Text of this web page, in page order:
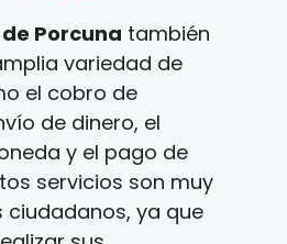
Porcuna también
variedad de
el cobro de
de dinero, el
y el pago de
servicios son muy
ciudadanos, ya que